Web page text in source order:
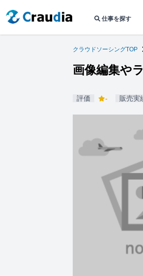
仕事を探す
クラウドソーシングTOP
画像編集や
評価 - 販売実